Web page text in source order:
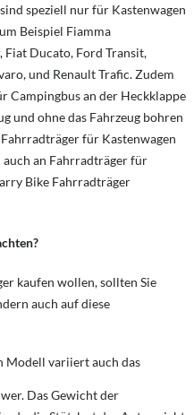
speziell nur für Kastenwagen
Beispiel Fiamma
Fiat Ducato, Ford Transit,
und Renault Trafic. Zudem
Campingbus an der Heckklappe
und ohne das Fahrzeug bohren
für Kastenwagen
auch an Fahrradträger für
Bike Fahrradträger
kaufen wollen, sollten Sie
auch auf diese
Modell variiert auch das
Das Gewicht der